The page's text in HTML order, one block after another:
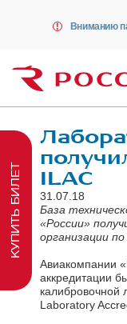
Вниманию
ILAC
31.07.18
База
«России»
организации
Авиакомпании
аккредитации
калибровочной
Laboratory
КУПИТЬ БИЛЕТ